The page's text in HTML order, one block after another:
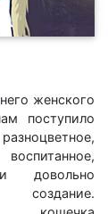
женского
поступило
довольно